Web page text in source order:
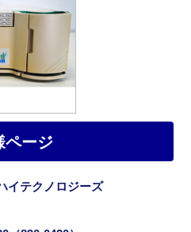
イテクノロジーズ
ページ